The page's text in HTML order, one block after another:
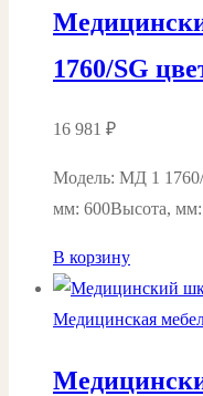
1760/SG
16 981 ₽
Модель: МД 1
мм: 600Высота, мм:
В корзину
Медицинская